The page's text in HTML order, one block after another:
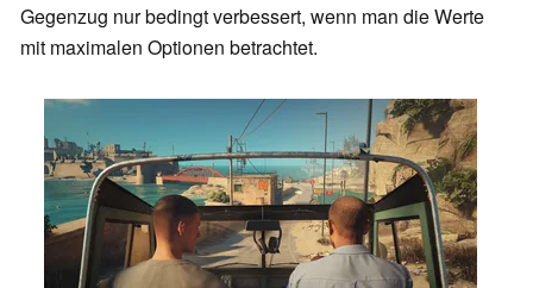
Gegenzug nur bedingt verbessert, wenn man die Werte
mit maximalen Optionen betrachtet.